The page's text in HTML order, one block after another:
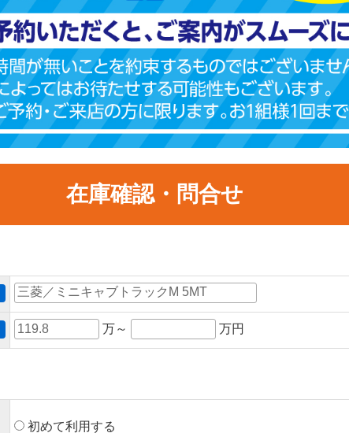
在庫確認・問合せ
万～ 万円
初めて利用する